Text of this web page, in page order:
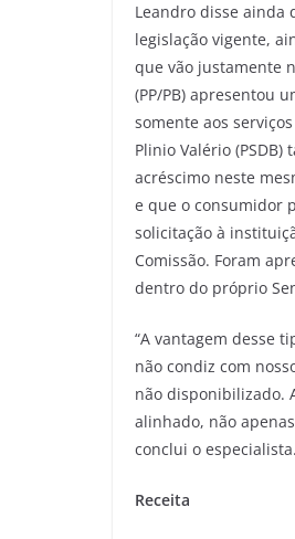
Leandro disse ainda
legislação vigente,
que vão justamente
(PP/PB) apresentou
somente aos
Plinio Valério
acréscimo neste
e que o consumidor
solicitação à
Comissão. Foram
dentro do próprio
“A vantagem desse
não condiz com
não disponibilizado.
alinhado, não
conclui o especialista.
Receita